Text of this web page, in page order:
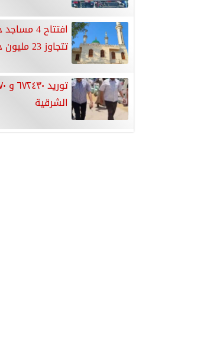
افتتاح 4
تتجاوز 23 مليون جنيه
الشرقية